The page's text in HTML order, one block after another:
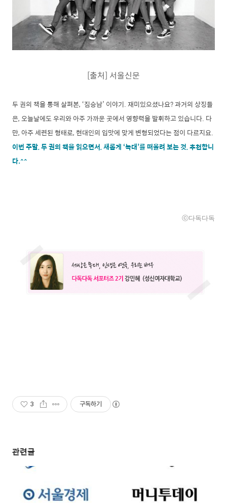
[출처] 서울신문
두 권의 책을 통해 살펴본, ‘짐승남’ 이야기. 재미있으셨나요? 과거의 상징들
은, 오늘날에도 우리와 아주 가까운 곳에서 영향력을 발휘하고 있습니다. 다
만, 아주 세련된 형태로, 현대인의 입맛에 맞게 변형되었다는 점이 다르지요.
이번 주말, 두 권의 책을 읽으면서, 새롭게 ‘늑대’를 떠올려 보는 것, 추천합니
다.^^
ⓒ다독다독
3 구독하기
관련글